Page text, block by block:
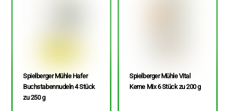
Spielberger Mühle Hafer
Buchstabennudeln 4 Stück
zu 250 g
Spielberger Mühle Vital
Kerne Mix 6 Stück zu 200 g